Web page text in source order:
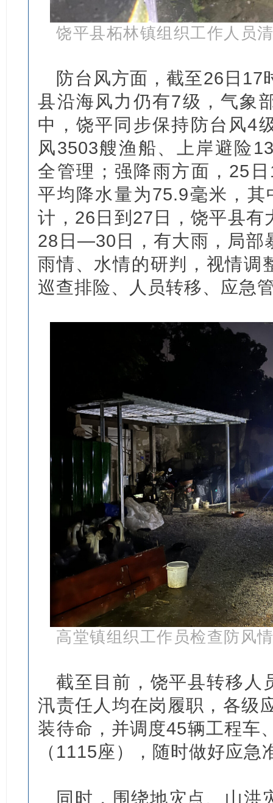
饶平县柘林镇组织工作人员
防台风方面，截至26日17
县沿海风力仍有7级，气象
中，饶平同步保持防台风4
风3503艘渔船、上岸避险
全管理；强降雨方面，25
平均降水量为75.9毫米，
计，26日到27日，饶平县有
28日—30日，有大雨，局部
雨情、水情的研判，视情调
巡查排险、人员转移、应急
高堂镇组织工作员检查防风
截至目前，饶平县转移人
汛责任人均在岗履职，各级
装待命，并调度45辆工程车
（1115座），随时做好应急
同时，围绕地灾点、山洪